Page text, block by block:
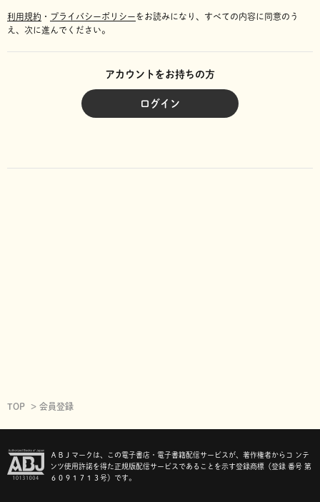
利用規約 ・ プライバシーポリシーをお読みになり、 すべての内容に同意のう
え、次に進んでください。
アカウントをお持ちの方
ログイン
TOP 会員登録
ＡＢＪマークは、この電子書店・電子書籍配信サービスが、著作権者からコ ンテ
ンツ使用許諾を得た正規版配信サービスであることを示す登録商標（登録 番号 第
６０９１７１３号）です。